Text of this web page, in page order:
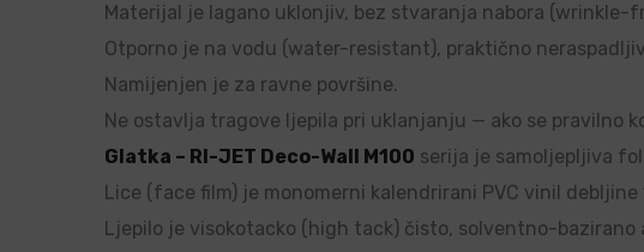
Materijal je lagano uklonjiv, bez stvaranja nabora
Otporno je na vodu (water-resistant), praktično
Namijenjen je za ravne površine.
Ne ostavlja tragove ljepila pri uklanjanju — ako se pravilno
Glatka – RI-JET Deco-Wall M100 serija je samoljepljiva
Lice (face film) je monomerni kalendrirani PVC vinil debljine
Ljepilo je visokotacko (high tack) čisto, solventno-